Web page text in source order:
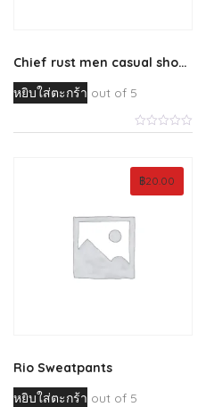
Chief rust men casual shoes
หยิบใส่ตะกร้า out of 5
Rio Sweatpants
฿20.00
หยิบใส่ตะกร้า out of 5